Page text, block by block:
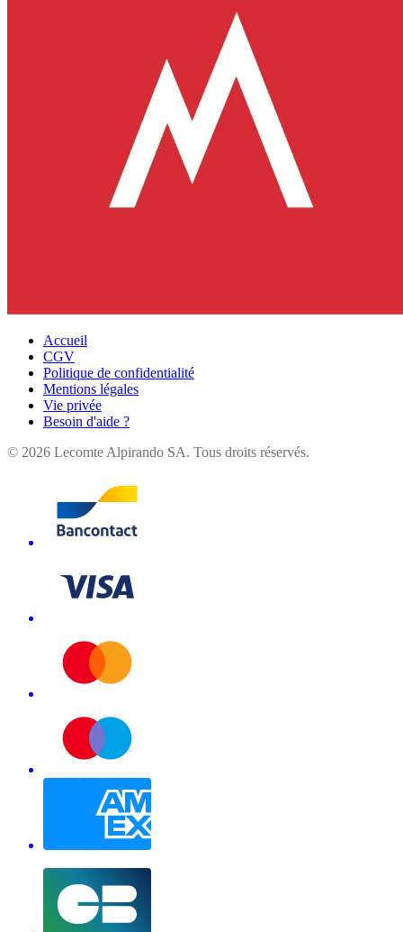
Accueil
CGV
Politique de confidentialité
Mentions légales
Vie privée
Besoin d'aide ?
© 2026 Lecomte Alpirando SA. Tous droits réservés.